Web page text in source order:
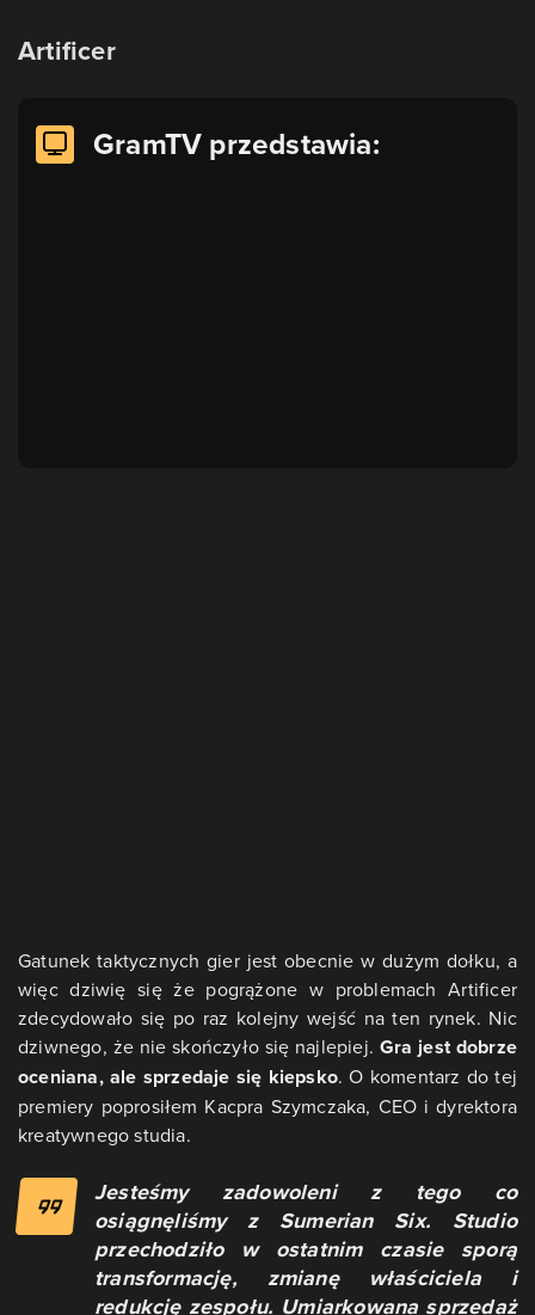
Artificer
GramTV przedstawia:
Gatunek taktycznych gier jest obecnie w dużym dołku, a
więc dziwię się że pogrążone w problemach Artificer
zdecydowało się po raz kolejny wejść na ten rynek. Nic
dziwnego, że nie skończyło się najlepiej. Gra jest dobrze
oceniana, ale sprzedaje się kiepsko. O komentarz do tej
premiery poprosiłem Kacpra Szymczaka, CEO i dyrektora
kreatywnego studia.
Jesteśmy zadowoleni z tego co
osiągnęliśmy z Sumerian Six. Studio
przechodziło w ostatnim czasie sporą
transformację, zmianę właściciela i
redukcję zespołu. Umiarkowana sprzedaż